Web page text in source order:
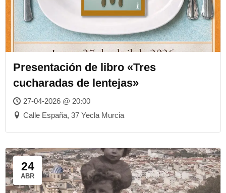
Presentación de libro «Tres
cucharadas de lentejas»
27-04-2026 @ 20:00
Calle España, 37 Yecla Murcia
24
ABR